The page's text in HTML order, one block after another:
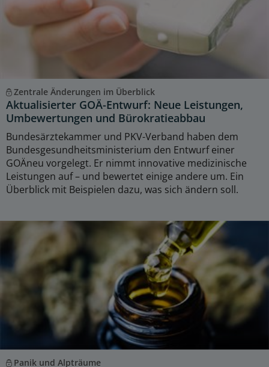
Zentrale Änderungen im Überblick
Aktualisierter GOÄ-Entwurf: Neue Leistungen,
Umbewertungen und Bürokratieabbau
Bundesärztekammer und PKV-Verband haben dem
Bundesgesundheitsministerium den Entwurf einer
GOÄneu vorgelegt. Er nimmt innovative medizinische
Leistungen auf – und bewertet einige andere um. Ein
Überblick mit Beispielen dazu, was sich ändern soll.
Panik und Alpträume